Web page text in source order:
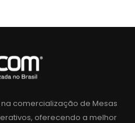
comercialização de Mesas
oferecendo a melhor